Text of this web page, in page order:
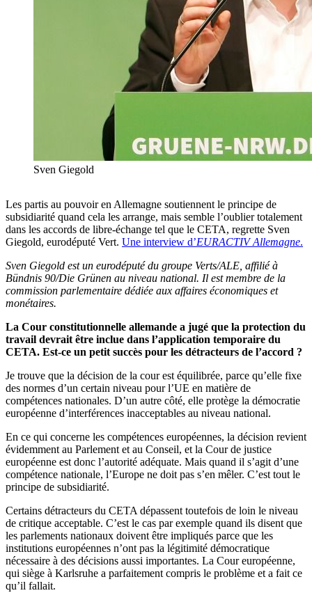
Sven Giegold
Les partis au pouvoir en Allemagne soutiennent le principe de
subsidiarité quand cela les arrange, mais semble l’oublier totalement
dans les accords de libre-échange tel que le CETA, regrette Sven
Giegold, eurodéputé Vert. Une interview d’EURACTIV Allemagne.
Sven Giegold est un eurodéputé du groupe Verts/ALE, affilié à
Bündnis 90/Die Grünen au niveau national. Il est membre de la
commission parlementaire dédiée aux affaires économiques et
monétaires.
La Cour constitutionnelle allemande a jugé que la protection du
travail devrait être inclue dans l’application temporaire du
CETA. Est-ce un petit succès pour les détracteurs de l’accord ?
Je trouve que la décision de la cour est équilibrée, parce qu’elle fixe
des normes d’un certain niveau pour l’UE en matière de
compétences nationales. D’un autre côté, elle protège la démocratie
européenne d’interférences inacceptables au niveau national.
En ce qui concerne les compétences européennes, la décision revient
évidemment au Parlement et au Conseil, et la Cour de justice
européenne est donc l’autorité adéquate. Mais quand il s’agit d’une
compétence nationale, l’Europe ne doit pas s’en mêler. C’est tout le
principe de subsidiarité.
Certains détracteurs du CETA dépassent toutefois de loin le niveau
de critique acceptable. C’est le cas par exemple quand ils disent que
les parlements nationaux doivent être impliqués parce que les
institutions européennes n’ont pas la légitimité démocratique
nécessaire à des décisions aussi importantes. La Cour européenne,
qui siège à Karlsruhe a parfaitement compris le problème et a fait ce
qu’il fallait.